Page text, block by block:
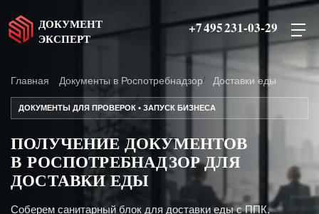
ДОКУМЕНТ
ЭКСПЕРТ
+7 495 231-03-29
Главная Документы в Роспотребнадзор Доставки еды
ДОКУМЕНТЫ ДЛЯ ПРОВЕРОК • ЗАПУСК БИЗНЕСА
ПОЛУЧЕНИЕ ДОКУМЕНТОВ
В РОСПОТРЕБНАДЗОР ДЛЯ
ДОСТАВКИ ЕДЫ
Соберем санитарный блок для доставки еды с ППК,